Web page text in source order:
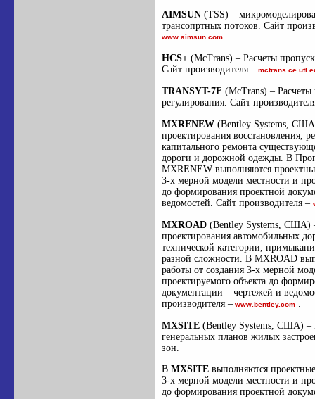
AIMSUN (TSS) –
трансопртных потоков. Сайт
www.aimsun.com
HCS+ (McTrans) – Расчеты
Сайт производителя –
TRANSYT-7F (McTrans) – Расчеты
регулирования. Сайт
MXRENEW (Bentley Systems,
проектирования восстановления,
капитального ремонта
дороги и дорожной одежды. В
MXRENEW выполняются
3-х мерной модели местности и
до формирования проектной
ведомостей. Сайт производителя –
MXROAD (Bentley Systems, США)
проектирования автомобильных
технической категории,
разной сложности. В MXROAD
работы от создания 3-х мерной
проектируемого объекта до
документации – чертежей и
производителя – www.bentley.com .
MXSITE (Bentley Systems, США) –
генеральных планов жилых
зон.
В MXSITE выполняются
3-х мерной модели местности и
до формирования проектной